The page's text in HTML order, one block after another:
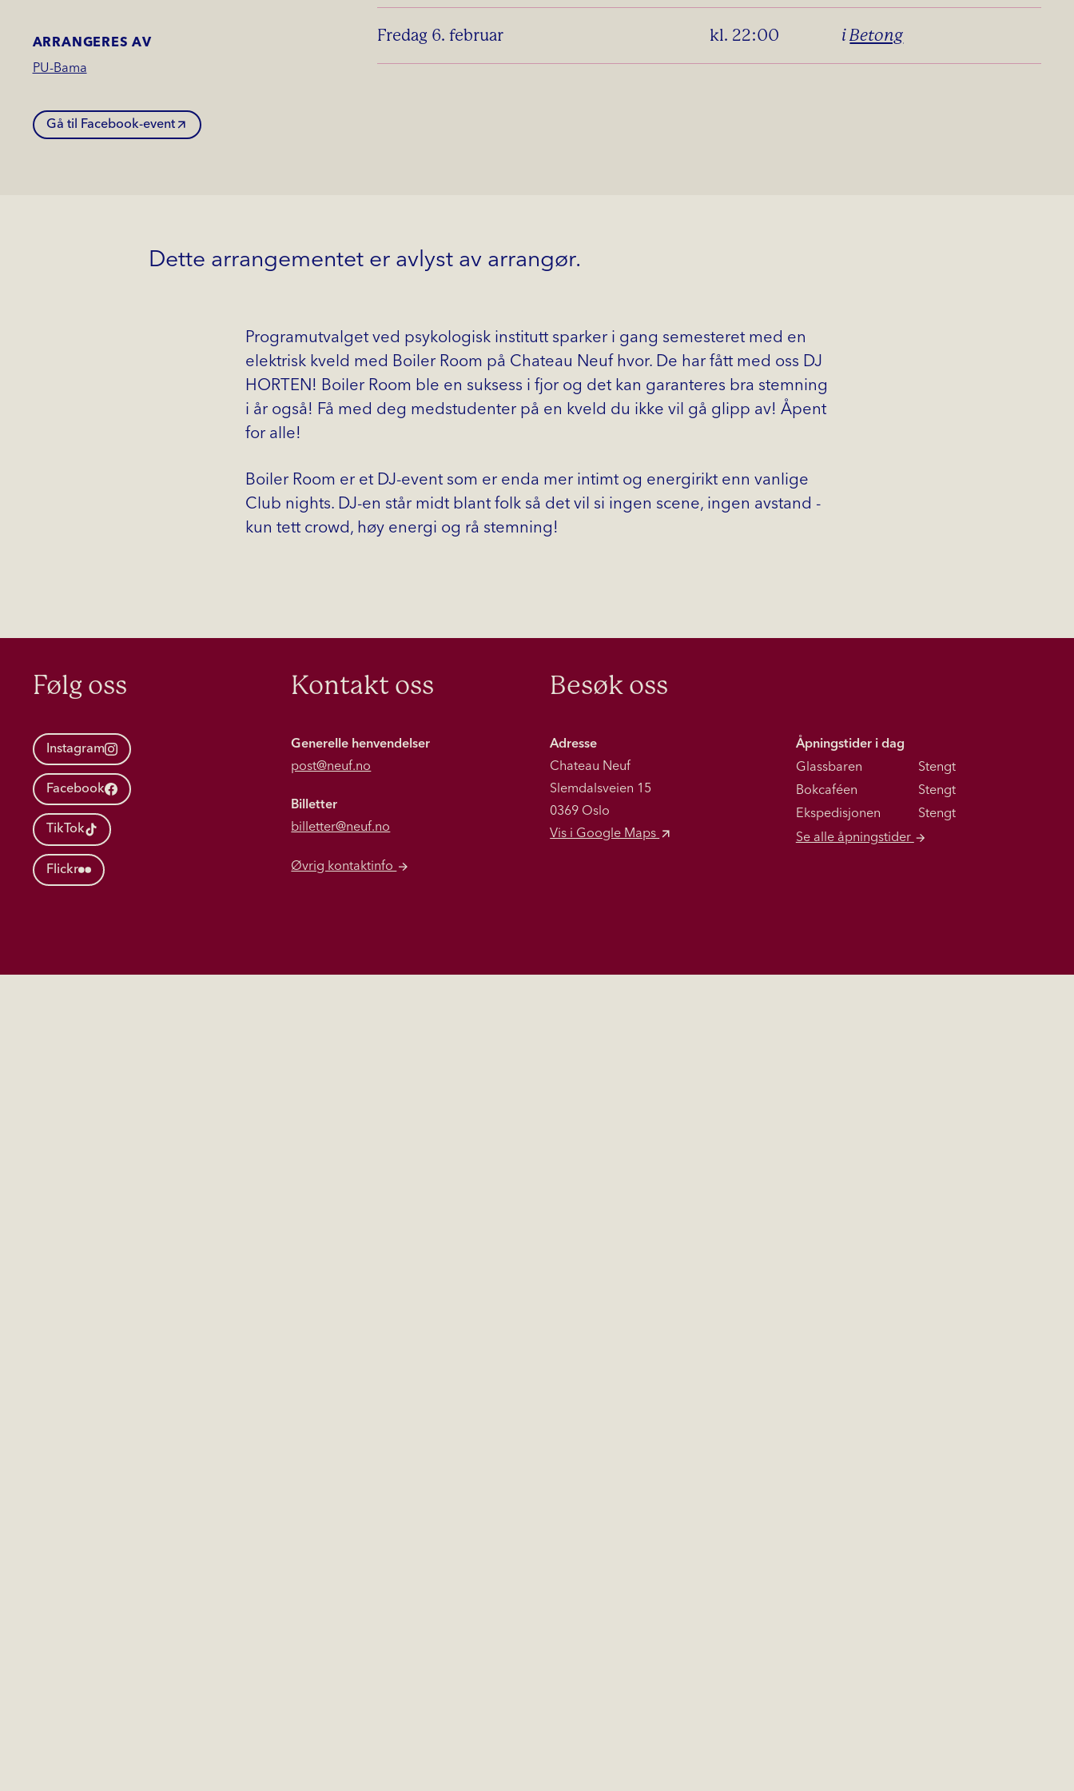
ARRANGERES AV
PU-Bama
Gå til Facebook-event
fredag 6. februar kl. 22:00 iBetong
Dette arrangementet er avlyst av arrangør.
Programutvalget ved psykologisk institutt sparker i gang semesteret med en
elektrisk kveld med Boiler Room på Chateau Neuf hvor. De har fått med oss DJ
HORTEN! Boiler Room ble en suksess i fjor og det kan garanteres bra stemning
i år også! Få med deg medstudenter på en kveld du ikke vil gå glipp av! Åpent
for alle!
Boiler Room er et DJ-event som er enda mer intimt og energirikt enn vanlige
Club nights. DJ-en står midt blant folk så det vil si ingen scene, ingen avstand -
kun tett crowd, høy energi og rå stemning!
Følg oss
Instagram
Facebook
TikTok
Flickr
Kontakt oss
Generelle henvendelser
post@neuf.no
Billetter
billetter@neuf.no
Øvrig kontaktinfo
Besøk oss
Adresse
Chateau Neuf
Slemdalsveien 15
0369 Oslo
Vis i Google Maps
Åpningstider i dag
Glassbaren
Stengt
Bokcaféen
Stengt
Ekspedisjonen
Stengt
Se alle åpningstider